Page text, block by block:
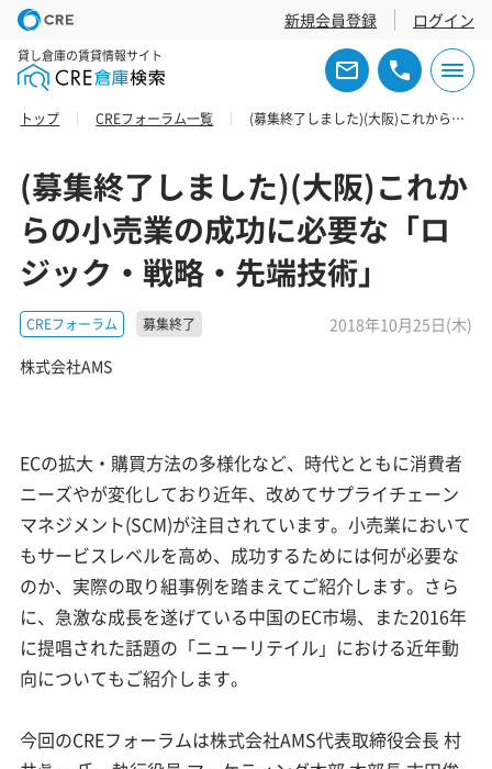
新規会員登録 ログイン
貸し倉庫の賃貸情報サイト
トップ CREフォーラム一覧 (募集終了しました)(大阪)これからの小売業の成功に必要な「ロジック・戦略・先端技術」
(募集終了しました)(大阪)これか
らの小売業の成功に必要な「ロ
ジック・戦略・先端技術」
CREフォーラム 募集終了
2018年10月25日(木)
株式会社AMS
ECの拡大・購買方法の多様化など、時代とともに消費者
ニーズやが変化しており近年、改めてサプライチェーン
マネジメント(SCM)が注目されています。小売業において
もサービスレベルを高め、成功するためには何が必要な
のか、実際の取り組事例を踏まえてご紹介します。さら
に、急激な成長を遂げている中国のEC市場、また2016年
に提唱された話題の「ニューリテイル」における近年動
向についてもご紹介します。
今回のCREフォーラムは株式会社AMS代表取締役会長 村